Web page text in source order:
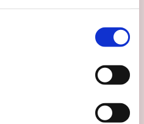
Producties: nijntje op